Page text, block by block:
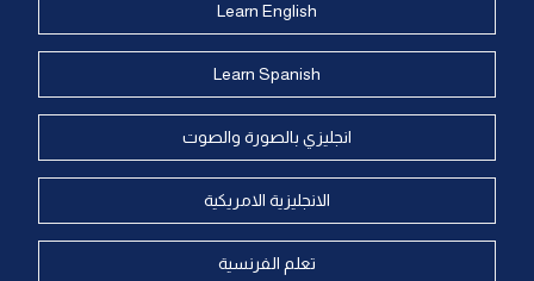
Learn English
Learn Spanish
انجليزي بالصورة والصوت
الانجليزية الامريكية
تعلم الفرنسية